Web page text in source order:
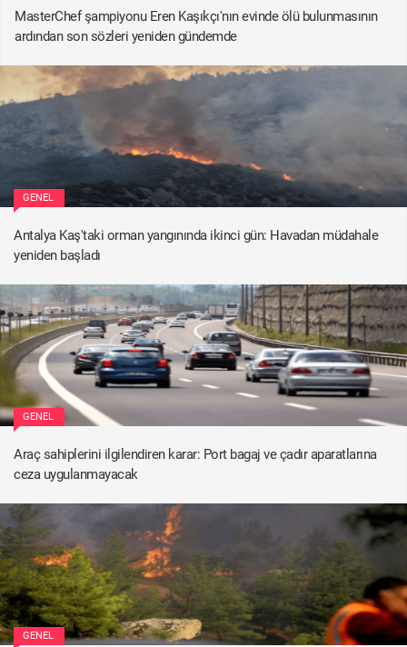
MasterChef şampiyonu Eren Kaşıkçı'nın evinde ölü bulunmasının
ardından son sözleri yeniden gündemde
GENEL
Antalya Kaş'taki orman yangınında ikinci gün: Havadan müdahale
yeniden başladı
GENEL
Araç sahiplerini ilgilendiren karar: Port bagaj ve çadır aparatlarına
ceza uygulanmayacak
GENEL